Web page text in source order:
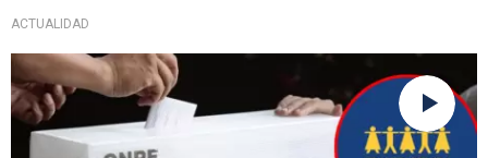
ACTUALIDAD
Contundente mensaje